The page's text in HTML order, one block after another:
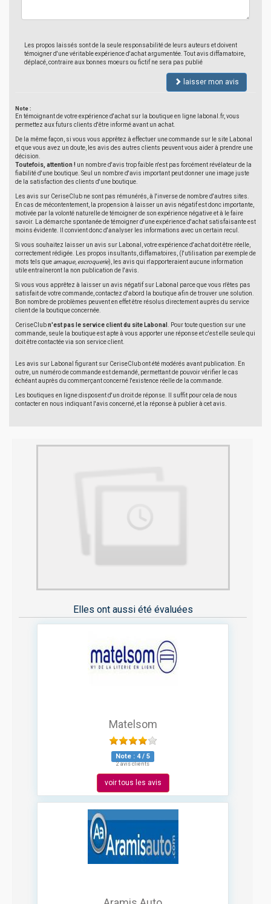
Les propos laissés sont de la seule responsabilité de leurs auteurs et doivent
témoigner d'une véritable expérience d'achat argumentée. Tout avis diffamatoire,
déplacé, contraire aux bonnes moeurs ou fictif ne sera pas publié
laisser mon avis
Note :
En témoignant de votre expérience d'achat sur la boutique en ligne labonal.fr, vous
permettez aux futurs clients d'être informé avant un achat.
De la même façon, si vous vous apprêtez à effectuer une commande sur le site Labonal
et que vous avez un doute, les avis des autres clients peuvent vous aider à prendre une
décision.
Toutefois, attention ! un nombre d'avis trop faible n'est pas forcément révélateur de la
fiabilité d'une boutique. Seul un nombre d'avis important peut donner une image juste
de la satisfaction des clients d'une boutique.
Les avis sur CeriseClub ne sont pas rémunérés, à l'inverse de nombre d'autres sites.
En cas de mécontentement, la propension à laisser un avis négatif est donc importante,
motivée par la volonté naturelle de témoigner de son expérience négative et à le faire
savoir. La démarche spontanée de témoigner d'une expérience d'achat satisfaisante est
moins évidente. Il convient donc d'analyser les informations avec un certain recul.
Si vous souhaitez laisser un avis sur Labonal, votre expérience d'achat doit être réelle,
correctement rédigée. Les propos insultants, diffamatoires, (l'utilisation par exemple de
mots tels que arnaque, escroquerie), les avis qui n'apporteraient aucune information
utile entraîneront la non publication de l'avis.
Si vous vous apprêtez à laisser un avis négatif sur Labonal parce que vous n'êtes pas
satisfait de votre commande, contactez d'abord la boutique afin de trouver une solution.
Bon nombre de problèmes peuvent en effet être résolus directement auprès du service
client de la boutique concernée.
CeriseClubn'est pas le service client du site Labonal
. Pour toute question sur une
commande, seule la boutique est apte à vous apporter une réponse et c'est elle seule qui
doit être contactée via son service client.
Les avis sur Labonal figurant sur CeriseClub ont été modérés avant publication. En
outre, un numéro de commande est demandé, permettant de pouvoir vérifier le cas
échéant auprès du commerçant concerné l'existence réelle de la commande.
Les boutiques en ligne disposent d'un droit de réponse. Il suffit pour cela de nous
contacter en nous indiquant l'avis concerné, et la réponse à publier à cet avis.
Elles ont aussi été évaluées
Matelsom
Note : 4/ 5
2 avis clients
voir tous les avis